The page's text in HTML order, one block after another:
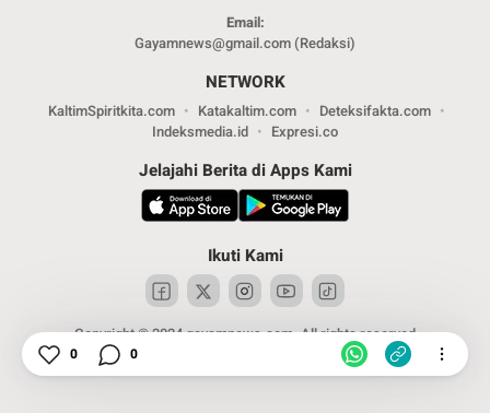
Email:
Gayamnews@gmail.com (Redaksi)
NETWORK
KaltimSpiritkita.com Katakaltim.com
Deteksifakta.com
Indeksmedia.id
Expresi.co
Jelajahi Berita di Apps Kami
Ikuti Kami
Copyright © 2024 gayamnews.com. All rights reserved
0 0